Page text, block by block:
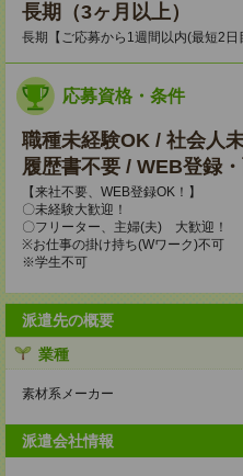
長期（3ヶ月以上）
長期【ご応募から1週間以内(最短2
応募資格・条件
職種未経験OK / 社会人
履歴書不要 / WEB登録
【来社不要、WEB登録OK！】
〇未経験大歓迎！
〇フリーター、主婦(夫) 大歓迎！
※お仕事の掛け持ち(Wワーク)不可
※学生不可
派遣先の概要
業種
素材系メーカー
派遣会社情報